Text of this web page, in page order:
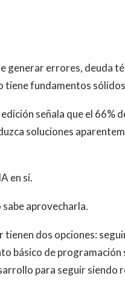
generar errores, deuda
tiene fundamentos
señala que el
soluciones
en sí.
sabe aprovecharla.
dos opciones:
básico de
para seguir siendo